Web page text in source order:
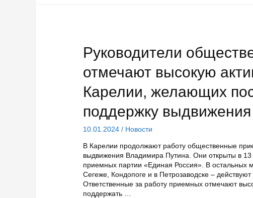
Путина
Руководители
отмечают высокую
Карелии, желающих
поддержку
10.01.2024 / Новости
В Карелии продолжают работу общественные
выдвижения Владимира Путина. Они открыты в
приемных партии «Единая Россия». В остальных
Сегеже, Кондопоге и в Петрозаводске –
Ответственные за работу приемных отмечают
поддержать …